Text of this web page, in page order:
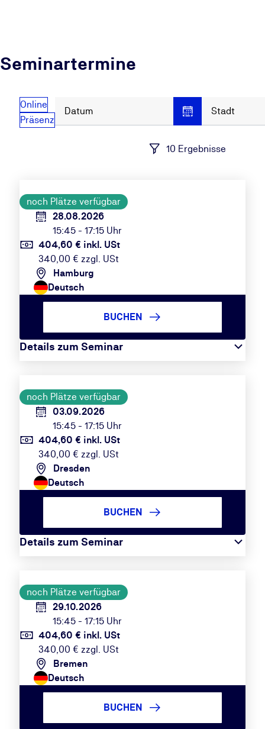
Seminartermine
Online
Präsenz
Datum Stadt
10 Ergebnisse
noch Plätze verfügbar
28.08.2026
15:45 - 17:15 Uhr
404,60 € inkl. USt
340,00 € zzgl. USt
Hamburg
Deutsch
Details zum Seminar
BUCHEN
noch Plätze verfügbar
03.09.2026
15:45 - 17:15 Uhr
404,60 € inkl. USt
340,00 € zzgl. USt
Dresden
Deutsch
Details zum Seminar
BUCHEN
noch Plätze verfügbar
29.10.2026
15:45 - 17:15 Uhr
404,60 € inkl. USt
340,00 € zzgl. USt
Bremen
Deutsch
BUCHEN